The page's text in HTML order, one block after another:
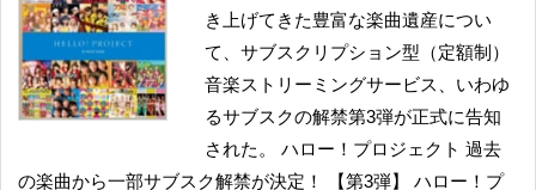
き上げてきた豊富な楽曲遺産につい
て、サブスクリプション型（定額制）
音楽ストリーミングサービス、いわゆ
るサブスクの解禁第3弾が正式に告知
された。 ​ハロー！プロジェクト 過去
の楽曲から一部サブスク解禁が決定！ 【第3弾】 ハロー！プ